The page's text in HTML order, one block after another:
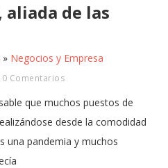
de las
» Negocios y Empresa
0 Comentarios
que muchos puestos de
desde la comodidad
una pandemia y muchos